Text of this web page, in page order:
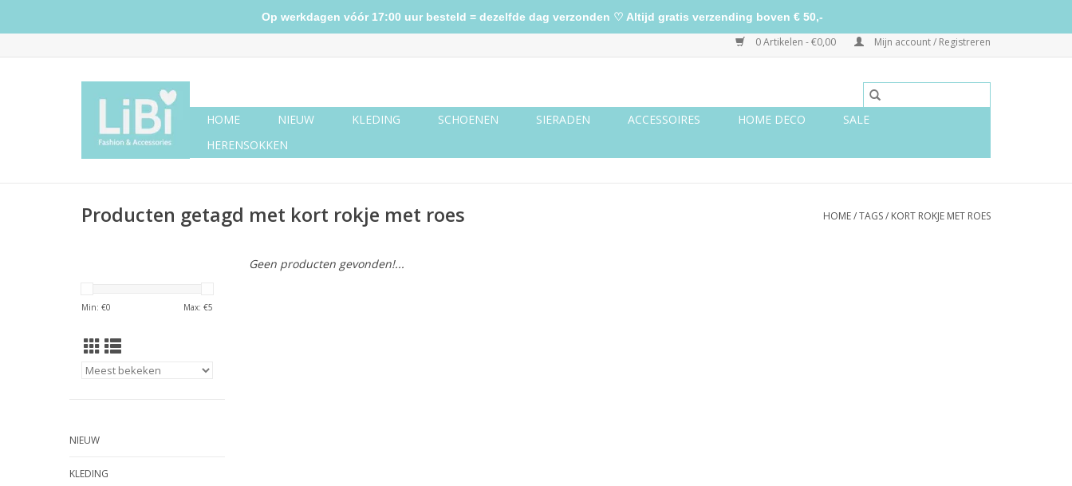
0 Artikelen - €0,00 Mijn account / Registreren
HOME NIEUW KLEDING SCHOENEN SIERADEN ACCESSOIRES HOME DECO
SALE
HERENSOKKEN
Producten getagd met kort rokje met roes HOME/TAGS/ KORT ROKJE MET ROES
Min: €0 Max: €5
NIEUW
KLEDING
Geen producten gevonden!...
Op werkdagen vóór 17:00 uur besteld = dezelfde dag verzonden ♡ Altijd gratis verzending boven € 50,-